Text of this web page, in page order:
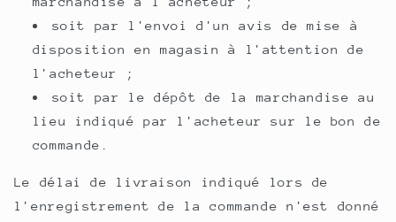
soit par l'envoi d'un avis de mise à
disposition en magasin à l'attention de
l'acheteur ;
soit par le dépôt de la marchandise au
lieu indiqué par l'acheteur sur le bon de
commande.
Le délai de livraison indiqué lors de
l'enregistrement de la commande n'est donné